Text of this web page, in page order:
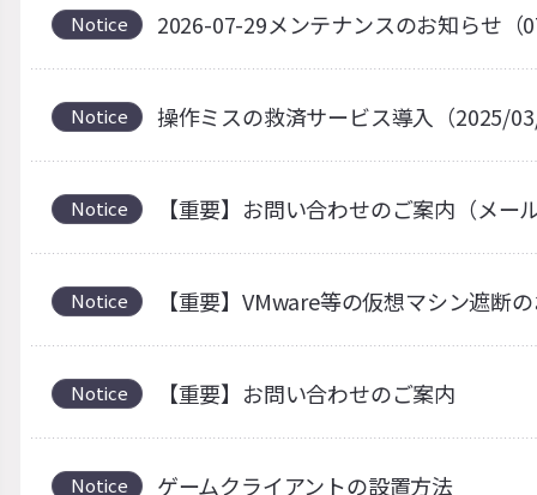
Notice 2026-07-29メンテナンスのお知らせ（
Notice 操作ミスの救済サービス導入（2025/
Notice 【重要】お問い合わせのご案内（メー
Notice 【重要】VMware等の仮想マシン遮断
Notice 【重要】お問い合わせのご案内
Notice ゲームクライアントの設置方法